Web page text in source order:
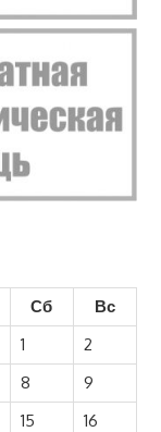
Сб
Вс
1
2
8
9
15
16